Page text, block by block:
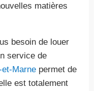
matières
besoin de louer
service de
Marne permet de
est totalement